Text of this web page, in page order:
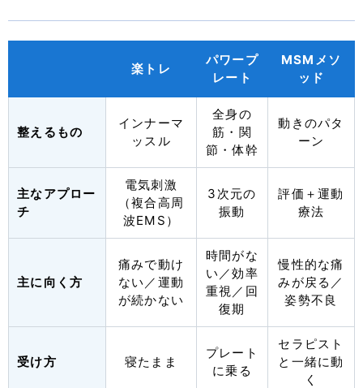
楽トレ
パワープ
レート
MSMメソ
ッド
整えるもの
インナーマ
ッスル
全身の
筋・関
節・体幹
動きのパタ
ーン
主なアプロー
チ
電気刺激
（複合高周
波EMS）
3次元の
振動
評価＋運動
療法
主に向く方
痛みで動け
ない／運動
が続かない
時間がな
い／効率
重視／回
復期
慢性的な痛
みが戻る／
姿勢不良
受け方 寝たまま
プレート
に乗る
セラピスト
と一緒に動
く